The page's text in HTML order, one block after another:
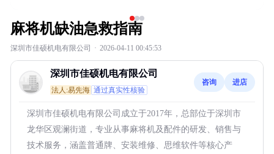
麻将机缺油急救指南
深圳市佳硕机电有限公司 · 2026-04-11 00:45:53
深圳市佳硕机电有限公司
法人:易先海 通过真实性核验
咨询 进店
深圳市佳硕机电有限公司成立于2017年，总部位于深圳市
龙华区观澜街道，专业从事麻将机及配件的研发、销售与
技术服务，涵盖普通牌、安装维修、思维软件等核心产